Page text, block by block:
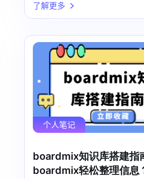
了解更多
个人笔记
boardmix知识库搭建指
boardmix轻松整理信息